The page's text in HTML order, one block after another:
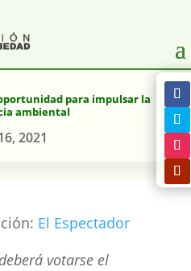
para impulsar la
ambiental
2021
El Espectador
votarse el